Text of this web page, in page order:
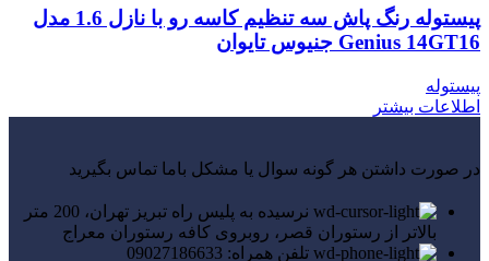
پیستوله رنگ پاش سه تنظیم کاسه رو با نازل 1.6 مدل
Genius 14GT16 جنیوس تایوان
پیستوله
اطلاعات بیشتر
در صورت داشتن هر گونه سوال یا مشکل باما تماس بگیرید
نرسیده به پلیس راه تبریز تهران، 200 متر
بالاتر از رستوران قصر، روبروی کافه رستوران معراج
تلفن همراه: 09027186633